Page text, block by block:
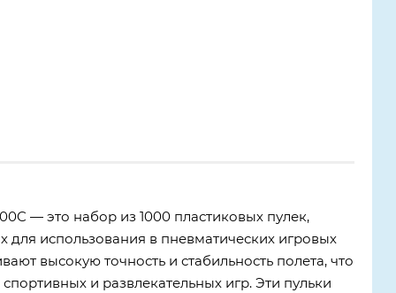
— это набор из 1000 пластиковых пулек,
для использования в пневматических игровых
высокую точность и стабильность полета, что
и развлекательных игр. Эти пульки